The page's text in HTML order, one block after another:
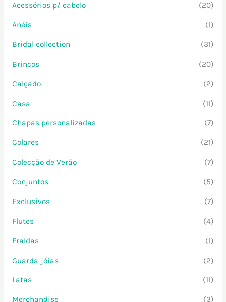
Acessórios p/ cabelo (20)
Anéis (1)
Bridal collection (31)
Brincos (20)
Calçado (2)
Casa (11)
Chapas personalizadas (7)
Colares (21)
Colecção de Verão (7)
Conjuntos (5)
Exclusivos (7)
Flutes (4)
Fraldas (1)
Guarda-jóias (2)
Latas (11)
Merchandise (3)